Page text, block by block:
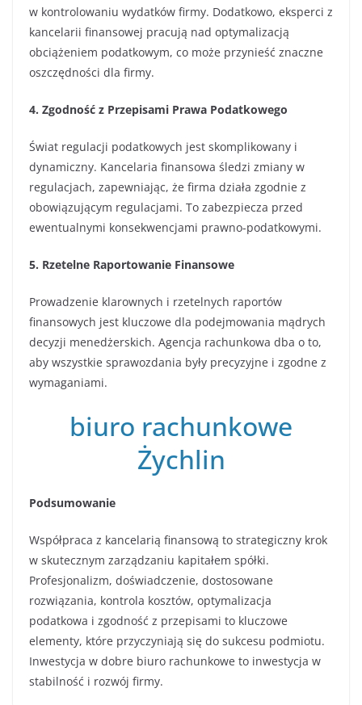
w kontrolowaniu wydatków firmy. Dodatkowo, eksperci z
kancelarii finansowej pracują nad optymalizacją
obciążeniem podatkowym, co może przynieść znaczne
oszczędności dla firmy.
4. Zgodność z Przepisami Prawa Podatkowego
Świat regulacji podatkowych jest skomplikowany i
dynamiczny. Kancelaria finansowa śledzi zmiany w
regulacjach, zapewniając, że firma działa zgodnie z
obowiązującym regulacjami. To zabezpiecza przed
ewentualnymi konsekwencjami prawno-podatkowymi.
5. Rzetelne Raportowanie Finansowe
Prowadzenie klarownych i rzetelnych raportów
finansowych jest kluczowe dla podejmowania mądrych
decyzji menedżerskich. Agencja rachunkowa dba o to,
aby wszystkie sprawozdania były precyzyjne i zgodne z
wymaganiami.
biuro rachunkowe
Żychlin
Podsumowanie
Współpraca z kancelarią finansową to strategiczny krok
w skutecznym zarządzaniu kapitałem spółki.
Profesjonalizm, doświadczenie, dostosowane
rozwiązania, kontrola kosztów, optymalizacja
podatkowa i zgodność z przepisami to kluczowe
elementy, które przyczyniają się do sukcesu podmiotu.
Inwestycja w dobre biuro rachunkowe to inwestycja w
stabilność i rozwój firmy.